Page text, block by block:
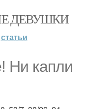
ДЕВУШКИ
статьи
Ни капли